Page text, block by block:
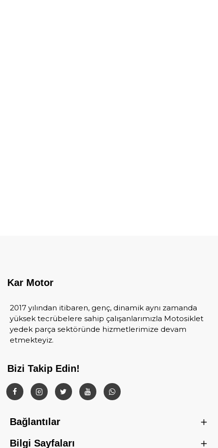
Kar Motor
2017 yılından itibaren, genç, dinamik aynı zamanda
yüksek tecrübelere sahip çalışanlarımızla Motosiklet
yedek parça sektöründe hizmetlerimize devam
etmekteyiz.
Bizi Takip Edin!
Bağlantılar
Bilgi Sayfaları